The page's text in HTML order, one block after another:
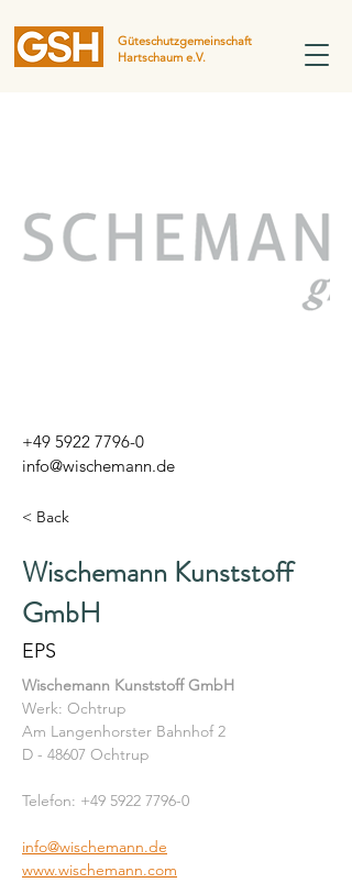
Güteschutzgemeinschaft
Hartschaum e.V.
+49 5922 7796-0
info@wischemann.de
< Back
Wischemann Kunststoff
GmbH
EPS
Wischemann Kunststoff GmbH
Werk: Ochtrup
Am Langenhorster Bahnhof 2
D - 48607 Ochtrup
Telefon: +49 5922 7796-0
info@wischemann.de
www.wischemann.com